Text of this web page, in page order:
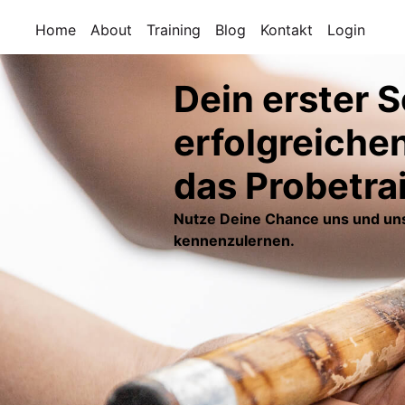
Home About Training Blog Kontakt Login
Dein erster
das
Nutze Deine Chance uns und
kennenzulernen.